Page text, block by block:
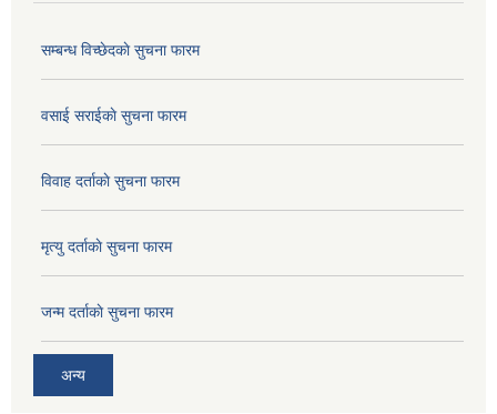
सम्बन्ध विच्छेदकाे सुचना फारम
वसाई सराईकाे सुचना फारम
विवाह दर्ताकाे सुचना फारम
मृत्यु दर्ताकाे सुचना फारम
जन्म दर्ताकाे सुचना फारम
अन्य